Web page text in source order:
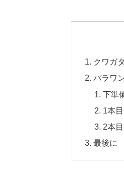
クワガ
パラワ
下準
1本目
2本目
最後に